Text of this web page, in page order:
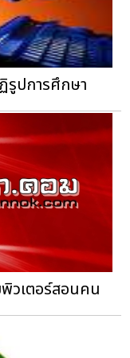
รูปการศึกษา
วเตอร์สอนคน